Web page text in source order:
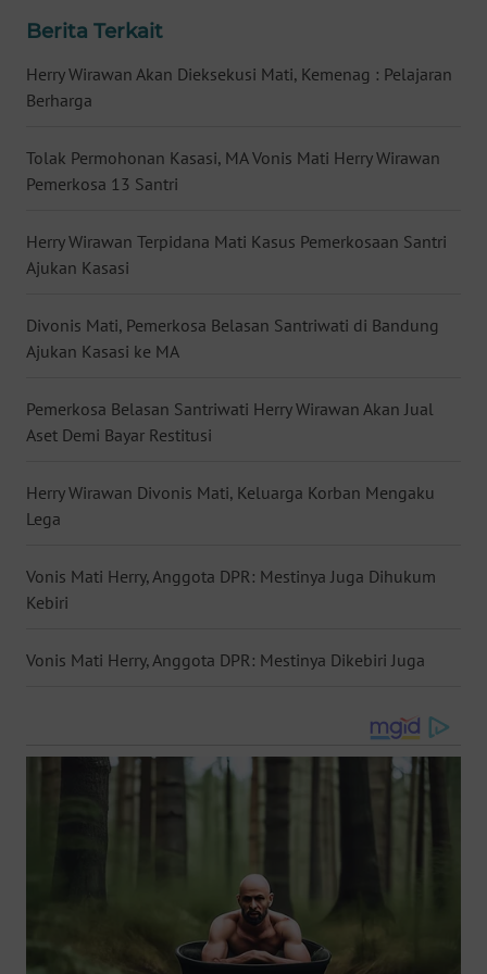
Berita Terkait
Herry Wirawan Akan Dieksekusi Mati, Kemenag : Pelajaran
Berharga
Tolak Permohonan Kasasi, MA Vonis Mati Herry Wirawan
Pemerkosa 13 Santri
Herry Wirawan Terpidana Mati Kasus Pemerkosaan Santri
Ajukan Kasasi
Divonis Mati, Pemerkosa Belasan Santriwati di Bandung
Ajukan Kasasi ke MA
Pemerkosa Belasan Santriwati Herry Wirawan Akan Jual
Aset Demi Bayar Restitusi
Herry Wirawan Divonis Mati, Keluarga Korban Mengaku
Lega
Vonis Mati Herry, Anggota DPR: Mestinya Juga Dihukum
Kebiri
Vonis Mati Herry, Anggota DPR: Mestinya Dikebiri Juga
WN
WN
WN
WN
WN
WN
WN
WN